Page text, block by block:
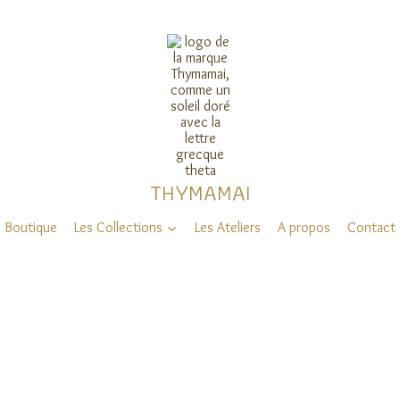
THYMAMAI
Boutique Les Collections Les Ateliers A propos Contact